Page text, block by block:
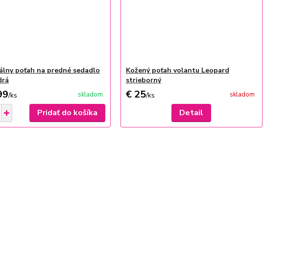
poťah na predné sedadlo
/ks skladom
Pridať do košíka
Kožený poťah volantu Leopard
strieborný
€ 25/ks skladom
Detail